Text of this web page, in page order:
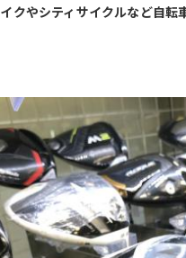
クやシティサイクルなど自転